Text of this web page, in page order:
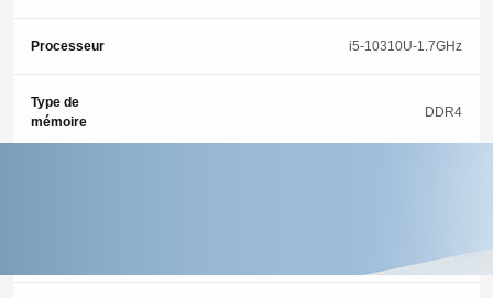
Processeur i5-10310U-1.7GHz
Type de
mémoire
DDR4